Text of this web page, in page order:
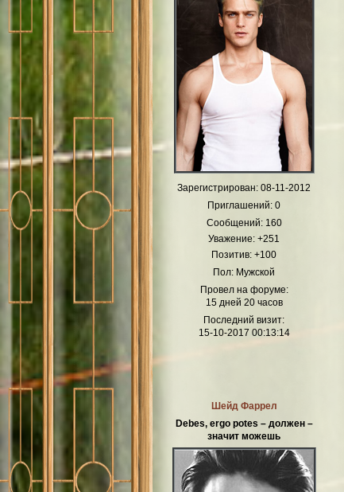
Зарегистрирован: 08-11-2012
Приглашений: 0
Сообщений:160
Уважение: +251
Позитив: +100
Пол: Мужской
Провел на форуме:
15 дней 20 часов
Последний визит:
15-10-2017 00:13:14
Шейд Фаррел
Debes, ergo potes – должен –
значит можешь